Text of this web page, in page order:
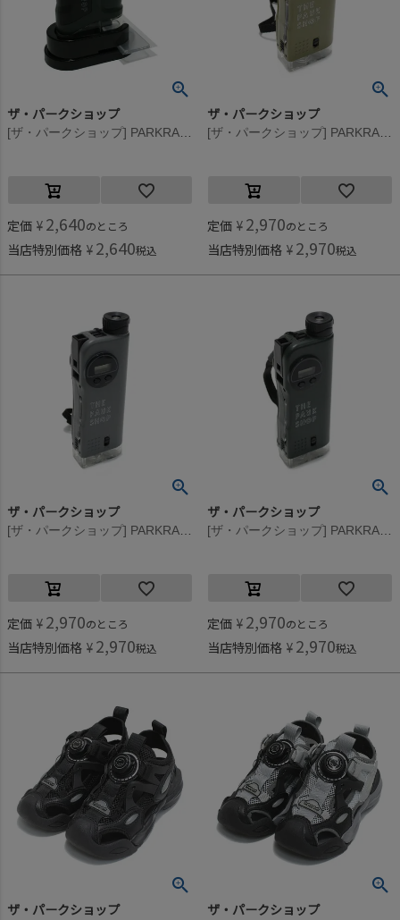
ザ・パークショップ
定価 ¥ 2,640のところ
当店特別価格 ¥ 2,640税込
ザ・パークショップ
定価 ¥ 2,970のところ
当店特別価格 ¥ 2,970税込
ザ・パークショップ
定価 ¥ 2,970のところ
当店特別価格 ¥ 2,970税込
ザ・パークショップ
定価 ¥ 2,970のところ
当店特別価格 ¥ 2,970税込
ザ・パークショップ ザ・パークショップ